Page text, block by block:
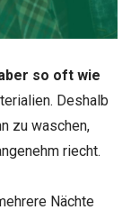
so oft wie
Deshalb
zu waschen,
riecht.
Nächte